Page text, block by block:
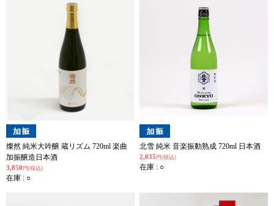
燦然 純米大吟醸 蔵リズム 720ml 楽曲
加振醸造日本酒
3,850 円(税込)
在庫 : ○
北雪 純米 音楽振動熟成 720ml 日本酒
2,035 円(税込)
在庫 : ○